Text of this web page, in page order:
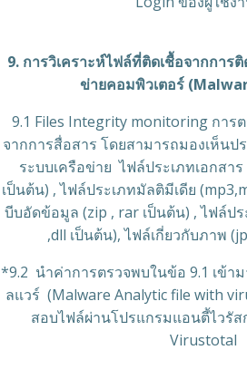
9. การวิเคราะห์ไฟล์ที่ติดเชื้อจากการ
ข่ายคอมพิวเตอร์
9.1 Files Integrity monitoring การ
จากการสื่อสาร โดยสามารถมองเห็น
ระบบเครือข่าย ไฟล์ประเภทเอกสา
เป็นต้น) , ไฟล์ประเภทมัลติมีเดีย
บีบอัดข้อมูล (zip , rar เป็นต้น) , ไฟล์ป
,dll เป็นต้น), ไฟล์เกี่ยวกับภาพ
*9.2 นำค่าการตรวจพบในข้อ 9.1 เข้า
ลแวร์ (Malware Analytic file with
สอบไฟล์ผ่านโปรแกรมแอนตี้ไวรัส
Virustotal